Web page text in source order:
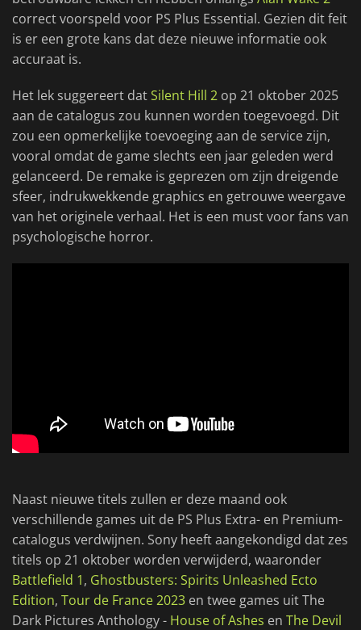
correct voorspeld voor PS Plus Essential. Gezien dit feit
is er een grote kans dat deze nieuwe informatie ook
accuraat is.
Het lek suggereert datSilent Hill 2 op 21 oktober 2025
aan de catalogus zou kunnen worden toegevoegd. Dit
zou een opmerkelijke toevoeging aan de service zijn,
vooral omdat de game slechts een jaar geleden werd
gelanceerd. De remake is geprezen om zijn dreigende
sfeer, indrukwekkende graphics en getrouwe weergave
van het originele verhaal. Het is een must voor fans van
psychologische horror.
Naast nieuwe titels zullen er deze maand ook
verschillende games uit de PS Plus Extra- en Premium-
catalogus verdwijnen. Sony heeft aangekondigd dat zes
titels op 21 oktober worden verwijderd, waaronder
Battlefield 1, Ghostbusters: Spirits Unleashed Ecto
Edition, Tour de France 2023 en twee games uit The
Dark Pictures Anthology - House of Ashes en The Devil